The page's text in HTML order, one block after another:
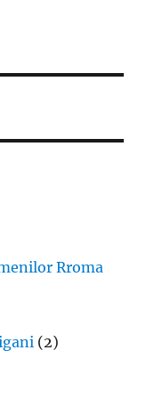
Rroma
(2)